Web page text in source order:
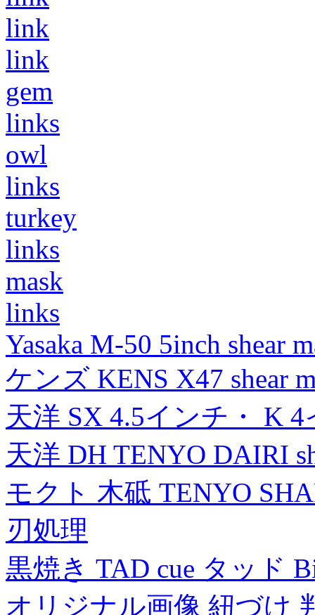
link
link
gem
links
owl
links
turkey
links
mask
links
Yasaka M-50 5inch shear
ケンズ KENS X47 shear
天洋 SX 4.5インチ・ K
天洋 DH TENYO DAIRI
モクト 木砥 TENYO
刃処理
黒焼き TAD cue タッド
オリジナル画像 紐づけ